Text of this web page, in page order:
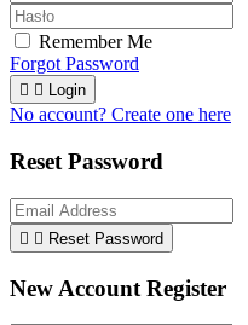
Remember Me
Forgot Password
  Login
No account? Create one here
Reset Password
  Reset Password
New Account Register